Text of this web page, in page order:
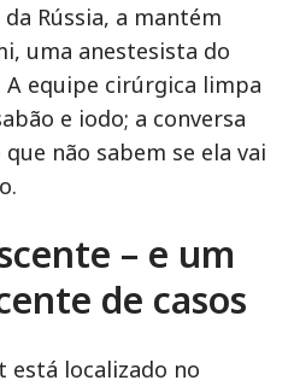
Rússia, a mantém
uma anestesista do
A equipe cirúrgica limpa
e iodo; a conversa
não sabem se ela vai
– e um
de casos
está localizado no